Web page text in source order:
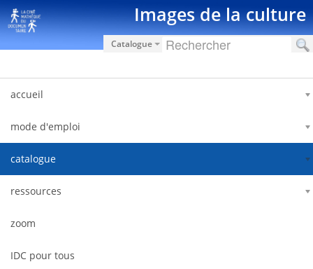
Saut au contenu Images de la culture
Catalogue
accueil
mode d'emploi
catalogue
ressources
zoom
IDC pour tous